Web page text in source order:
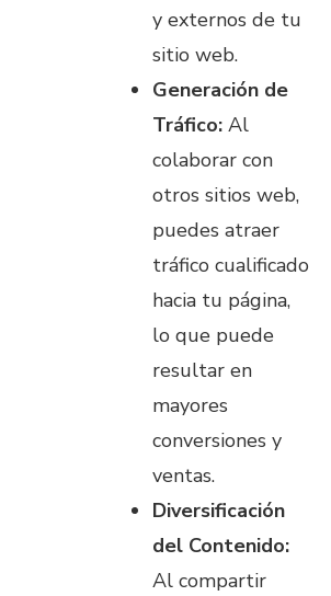
y externos de tu
sitio web.
Generación de
Tráfico: Al
colaborar con
otros sitios web,
puedes atraer
tráfico cualificado
hacia tu página,
lo que puede
resultar en
mayores
conversiones y
ventas.
Diversificación
del Contenido:
Al compartir